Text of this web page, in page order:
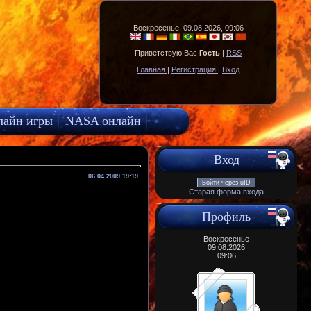
Воскресенье, 09.08.2026, 09:06
Приветствую Вас Гость | RSS
Главная | Регистрация | Вход
игры NASA онлайн
06.04.2009 19:19
Вход
Войти через uID
Старая форма входа
Профиль
Воскресенье
09.08.2026
09:06